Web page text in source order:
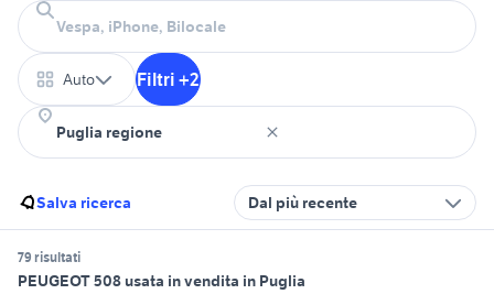
Auto Filtri +2
Salva ricerca Dal più recente
79 risultati
PEUGEOT 508 usata in vendita in Puglia